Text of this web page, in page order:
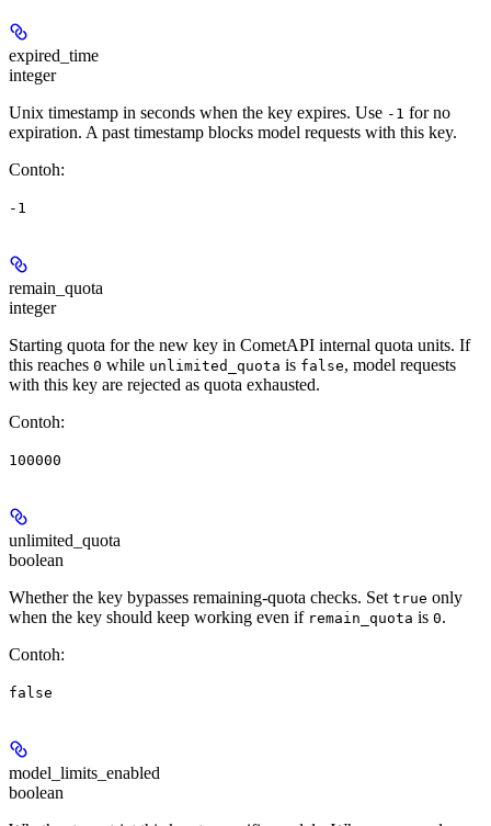
expired_time
integer
Unix timestamp in seconds when the key expires. Use -1 for no
expiration. A past timestamp blocks model requests with this key.
Contoh:
-1
remain_quota
integer
Starting quota for the new key in CometAPI internal quota units. If
this reaches 0 while unlimited_quota is false, model requests
with this key are rejected as quota exhausted.
Contoh:
100000
unlimited_quota
boolean
Whether the key bypasses remaining-quota checks. Set true only
when the key should keep working even if remain_quota is 0.
Contoh:
false
model_limits_enabled
boolean